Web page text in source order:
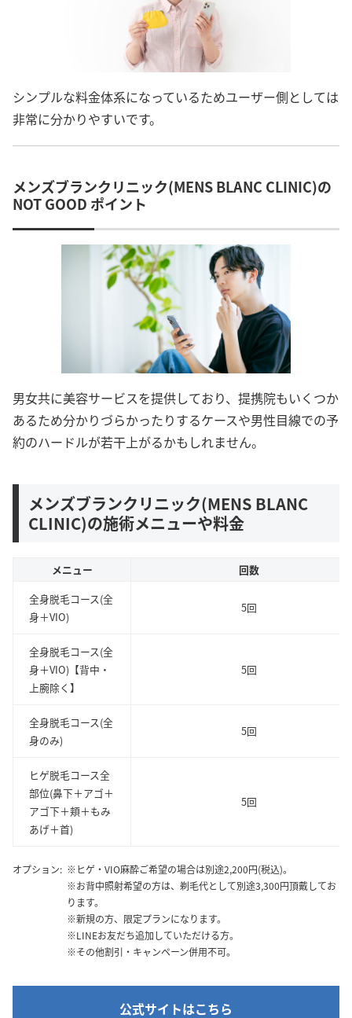
シンプルな料金体系になっているためユーザー側としては
非常に分かりやすいです。
メンズブランクリニック(MENS BLANC CLINIC)の
NOT GOOD ポイント
男女共に美容サービスを提供しており、提携院もいくつか
あるため分かりづらかったりするケースや男性目線での予
約のハードルが若干上がるかもしれません。
メンズブランクリニック(MENS BLANC
CLINIC)の施術メニューや料金
メニュー
回数
全身脱毛コース(全
身＋VIO)
5回
全身脱毛コース(全
身＋VIO)【背中・
上腕除く】
5回
全身脱毛コース(全
身のみ)
5回
ヒゲ脱毛コース全
部位(鼻下＋アゴ＋
アゴ下＋頬＋もみ
あげ＋首)
5回
オプション: ※ヒゲ・VIO麻酔ご希望の場合は別途2,200円(税込)。
※お背中照射希望の方は、剃毛代として別途3,300円頂戴してお
ります。
※新規の方、限定プランになります。
※LINEお友だち追加していただける方。
※その他割引・キャンペーン併用不可。
公式サイトはこちら